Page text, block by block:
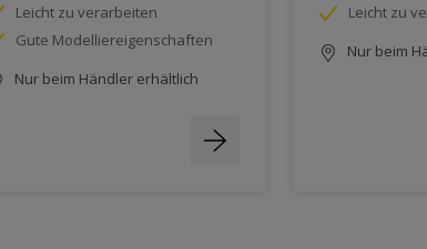
Leicht zu verarbeiten
Gute Modelliereigenschaften
Nur beim Händler erhältlich
Leicht zu
Nur beim